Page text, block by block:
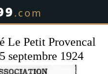
.com
Le Petit Provencal
septembre 1924